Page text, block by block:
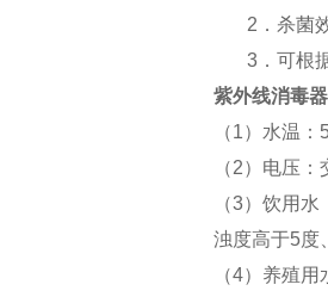
2 ．杀菌
3．可根
紫外线消毒
（1）水温：
（2）电压：
（3）饮用水
浊度高于5度
（4）养殖用